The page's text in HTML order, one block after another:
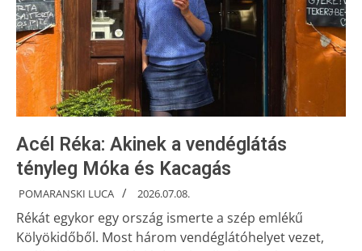
Acél Réka: Akinek a vendéglátás
tényleg Móka és Kacagás
POMARANSKI LUCA 2026.07.08.
Rékát egykor egy ország ismerte a szép emlékű
Kölyökidőből. Most három vendéglátóhelyet vezet,